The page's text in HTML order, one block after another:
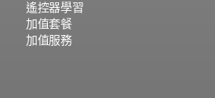
遙控器學習
加值套餐
加值服務